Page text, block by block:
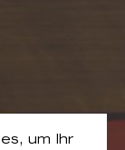
um Ihr